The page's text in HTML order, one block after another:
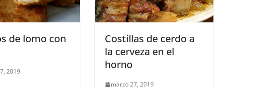
de lomo con
2019
Costillas de cerdo a
la cerveza en el
horno
marzo 27, 2019